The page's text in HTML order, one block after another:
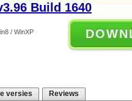
Build 1640
/ WinXP
versies Reviews